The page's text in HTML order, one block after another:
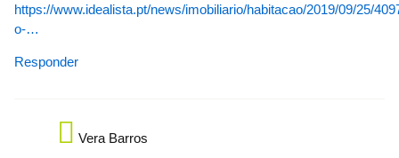
https://www.idealista.pt/news/imobiliario/habitacao/2019/09/25/
o-…
Responder
Vera Barros